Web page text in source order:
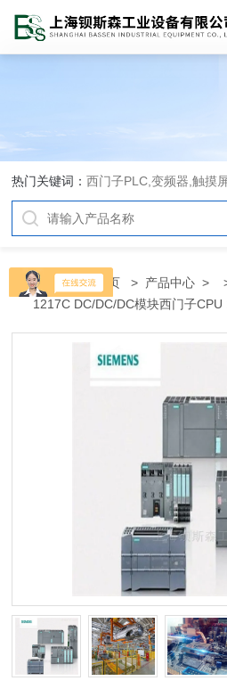
热门关键词：西门子PLC,变频器,触摸
当前位置：首页 > 产品中心 >